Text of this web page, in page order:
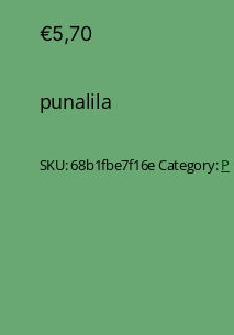
€5,70
punalila
SKU:68b1fbe7f16eCategory:P